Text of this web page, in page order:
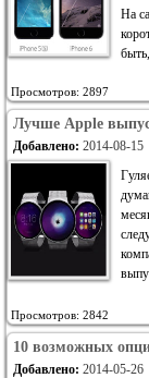
На
Просмотров: 2897
Лучше Apple
Добавлено: 2014-08-15
Просмотров: 2842
10 возможных
Добавлено: 2014-05-26